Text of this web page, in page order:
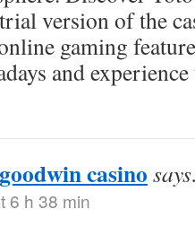
version of the
gaming
and
casino
6 h 38 min